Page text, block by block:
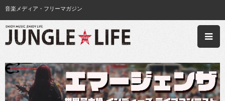
音楽メディア・フリーマガジン